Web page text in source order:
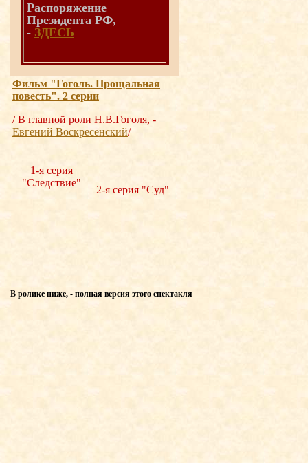
Распоряжение
Президента РФ,
- ЗДЕСЬ
Фильм "Гоголь. Прощальная
повесть". 2 серии
/ В главной роли Н.В.Гоголя, -
Евгений Воскресенский/
1-я серия
"Следствие"
2-я серия "Суд"
В ролике ниже, - полная версия этого спектакля